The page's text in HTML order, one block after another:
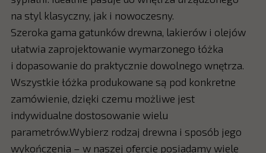
na styl klasyczny, jak i nowoczesny.
Szeroka gama gatunków drewna, lakierów i olejów
ułatwia zaprojektowanie wymarzonego łóżka
i dopasowanie do praktycznie dowolnego wnętrza.
Wszystkie łóżka produkowane są pod konkretne
zamówienie, dzięki czemu możliwe jest
indywidualne dostosowanie wielu
parametrów.Wybierz rodzaj drewna i sposób jego
wykończenia – w naszej ofercie posiadamy wiele